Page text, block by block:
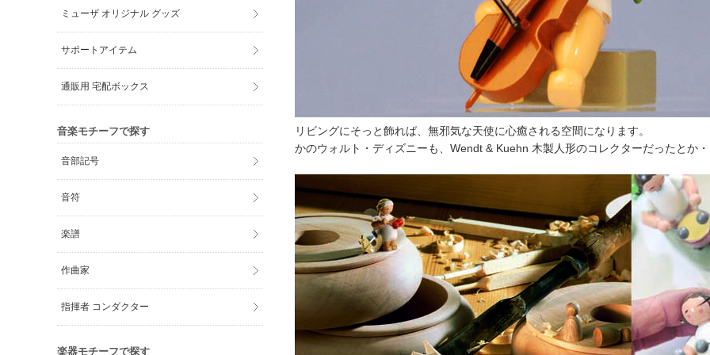
リビングにそっと飾れば、無邪気な天使に心癒される空間になります。
かのウォルト・ディズニーも、Wendt & Kuehn 木製人形のコレクターだったとか
ミューザ オリジナル グッズ
サポートアイテム
通販用 宅配ボックス
音楽モチーフで探す
音部記号
音符
楽譜
作曲家
指揮者 コンダクター
楽器モチーフで探す